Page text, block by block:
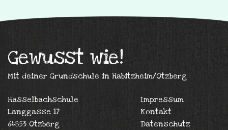
Gewusst wie!
Mit deiner Grundschule in Habitzheim/Otzberg
Hasselbachschule
Langgasse 17
64853 Otzberg
Impressum
Kontakt
Datenschutz